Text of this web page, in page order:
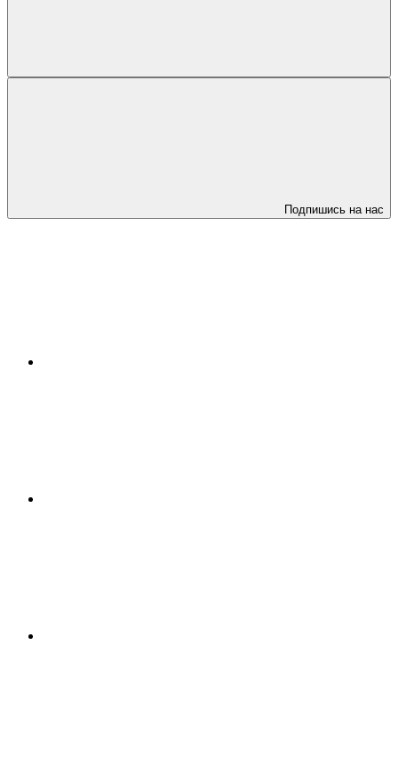
Подпишись на нас